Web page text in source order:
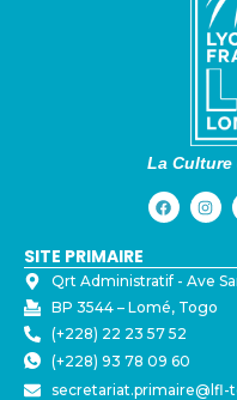
La
SITE PRIMAIRE
Qrt Administratif - ⁠Ave
BP 3544 – Lomé, Togo
(+228) 22 23 57 52
(+228) 93 78 09 60
secretariat.primaire@lfl-